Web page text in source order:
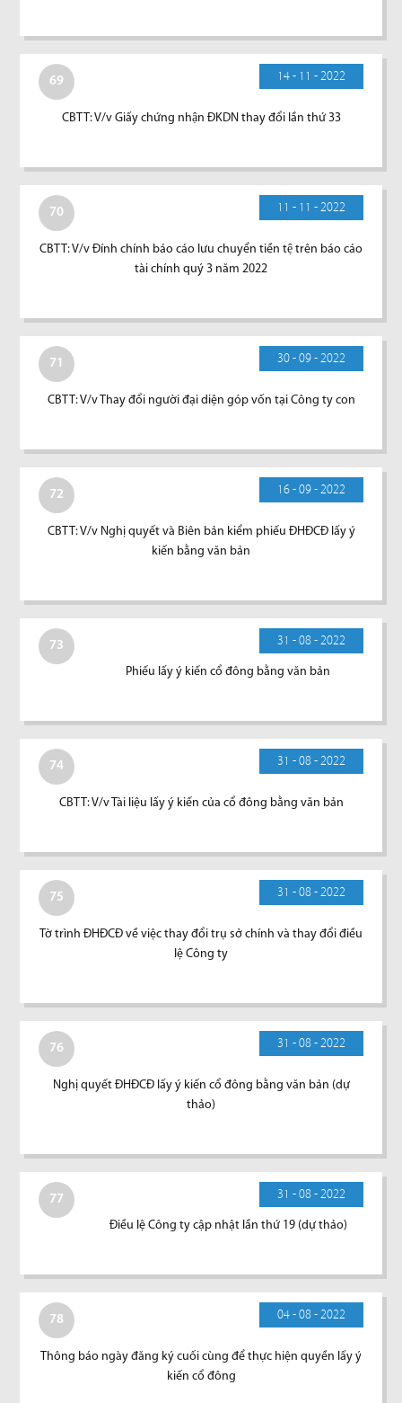
69 14 - 11 - 2022
CBTT: V/v Giấy chứng nhận ĐKDN thay đổi lần thứ 33
70 11 - 11 - 2022
CBTT: V/v Đính chính báo cáo lưu chuyển tiền tệ trên báo cáo
tài chính quý 3 năm 2022
71 30 - 09 - 2022
CBTT: V/v Thay đổi người đại diện góp vốn tại Công ty con
72 16 - 09 - 2022
CBTT: V/v Nghị quyết và Biên bản kiểm phiếu ĐHĐCĐ lấy ý
kiến bằng văn bản
73 31 - 08 - 2022
Phiếu lấy ý kiến cổ đông bằng văn bản
74 31 - 08 - 2022
CBTT: V/v Tài liệu lấy ý kiến của cổ đông bằng văn bản
75 31 - 08 - 2022
Tờ trình ĐHĐCĐ về việc thay đổi trụ sở chính và thay đổi điều
lệ Công ty
76 31 - 08 - 2022
Nghị quyết ĐHĐCĐ lấy ý kiến cổ đông bằng văn bản (dự
thảo)
77 31 - 08 - 2022
Điều lệ Công ty cập nhật lần thứ 19 (dự thảo)
78 04 - 08 - 2022
Thông báo ngày đăng ký cuối cùng để thực hiện quyền lấy ý
kiến cổ đông